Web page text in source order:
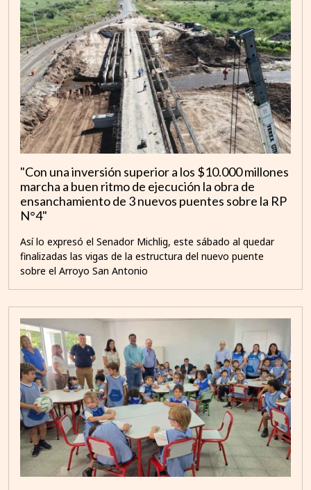
"Con una inversión superior a los $10.000 millones
marcha a buen ritmo de ejecución la obra de
ensanchamiento de 3 nuevos puentes sobre la RP
N°4"
Así lo expresó el Senador Michlig, este sábado al quedar
finalizadas las vigas de la estructura del nuevo puente
sobre el Arroyo San Antonio